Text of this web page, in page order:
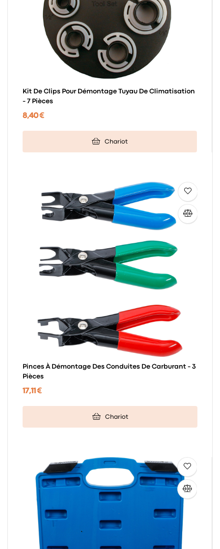
Kit De Clips Pour Démontage Tuyau De Climatisation
- 7 Pièces
8,40 €
Chariot
Pinces À Démontage Des Conduites De Carburant - 3
Pièces
17,11 €
Chariot